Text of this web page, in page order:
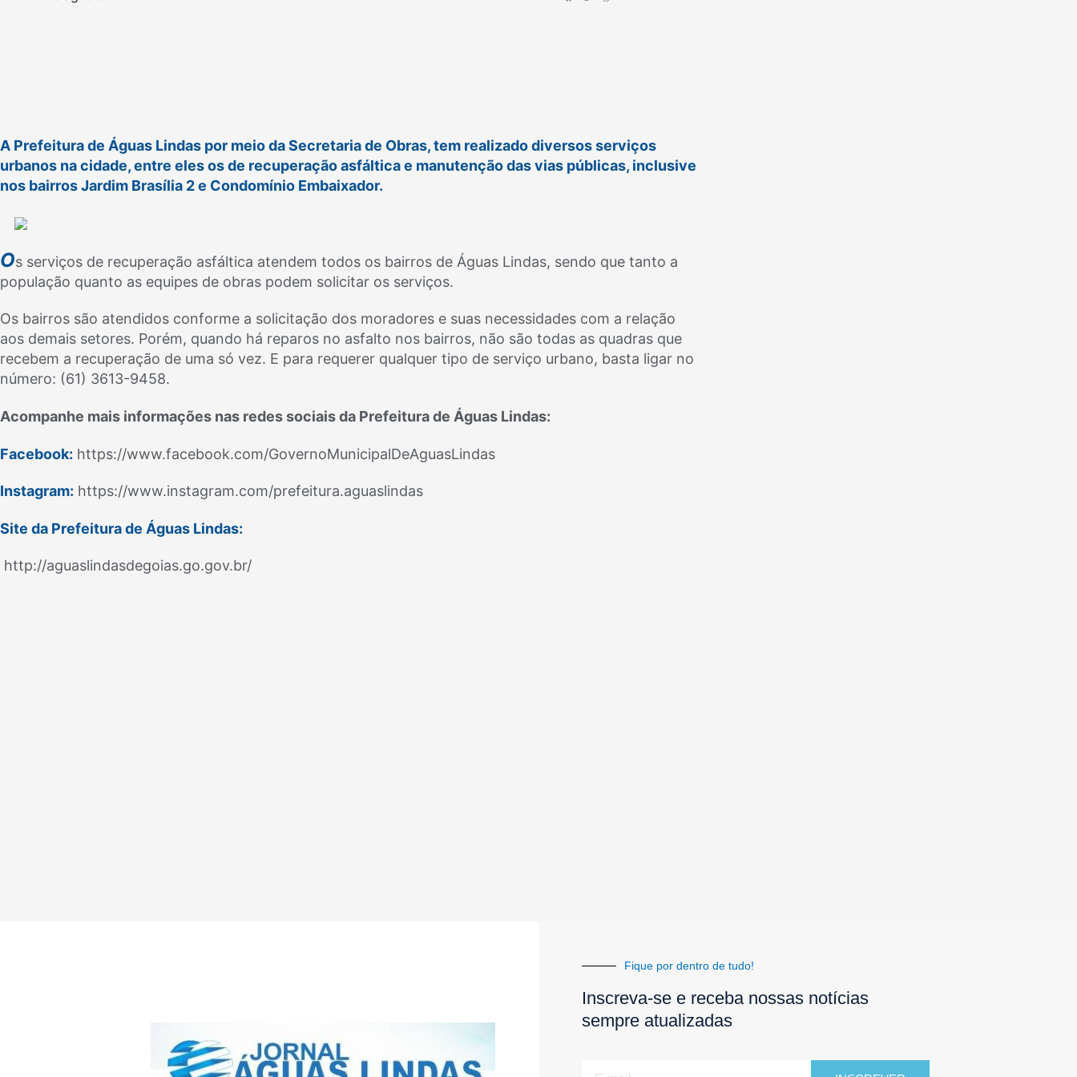
A Prefeitura de Águas Lindas por meio da Secretaria de Obras, tem realizado diversos serviços
urbanos na cidade, entre eles os de recuperação asfáltica e manutenção das vias públicas, inclusive
nos bairros Jardim Brasília 2 e Condomínio Embaixador.
Os serviços de recuperação asfáltica atendem todos os bairros de Águas Lindas, sendo que tanto a
população quanto as equipes de obras podem solicitar os serviços.
Os bairros são atendidos conforme a solicitação dos moradores e suas necessidades com a relação
aos demais setores. Porém, quando há reparos no asfalto nos bairros, não são todas as quadras que
recebem a recuperação de uma só vez. E para requerer qualquer tipo de serviço urbano, basta ligar no
número: (61) 3613-9458.
Acompanhe mais informações nas redes sociais da Prefeitura de Águas Lindas:
Facebook: https://www.facebook.com/GovernoMunicipalDeAguasLindas
Instagram: https://www.instagram.com/prefeitura.aguaslindas
Site da Prefeitura de Águas Lindas:
http://aguaslindasdegoias.go.gov.br/
Fique por dentro de tudo!
Inscreva-se e receba nossas notícias
sempre atualizadas